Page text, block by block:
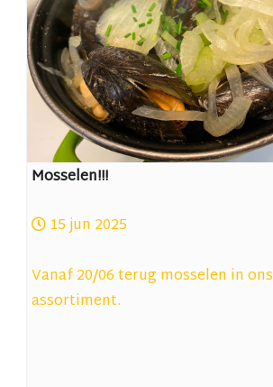
Mosselen!!!
15 jun 2025
Vanaf 20/06 terug mosselen in ons
assortiment.